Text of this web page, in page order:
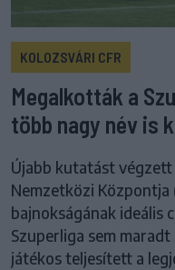
KOLOZSVÁRI CFR
Megalkották a
több nagy név is
Újabb kutatást
Nemzetközi Központja
bajnokságának ideális
Szuperliga sem
játékos teljesített a